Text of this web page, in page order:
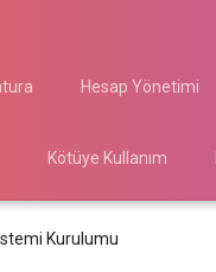
Hesap Yönetimi
Kötüye Kullanım
Kurulumu